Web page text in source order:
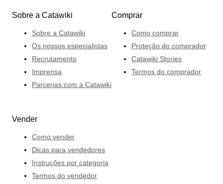
Sobre a Catawiki
Sobre a Catawiki
Os nossos especialistas
Recrutamento
Imprensa
Parcerias com a Catawiki
Comprar
Como comprar
Proteção do comprador
Catawiki Stories
Termos do comprador
Vender
Como vender
Dicas para vendedores
Instruções por categoria
Termos do vendedor